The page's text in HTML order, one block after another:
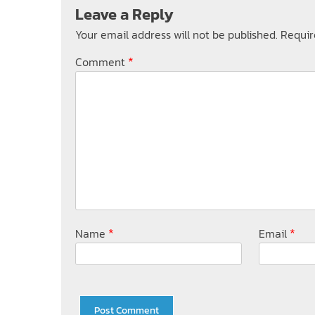
Leave a Reply
Your email address will not be published.
Comment *
Name * Email *